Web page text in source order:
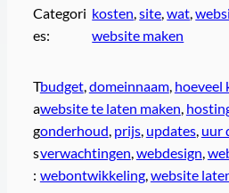
Categori
es:
kosten , site , wat ,
website maken
T
a
g
s
:
budget, domeinnaam, hoeveel
website te laten maken,
onderhoud, prijs, updates, uur
verwachtingen, webdesign,
webontwikkeling, website